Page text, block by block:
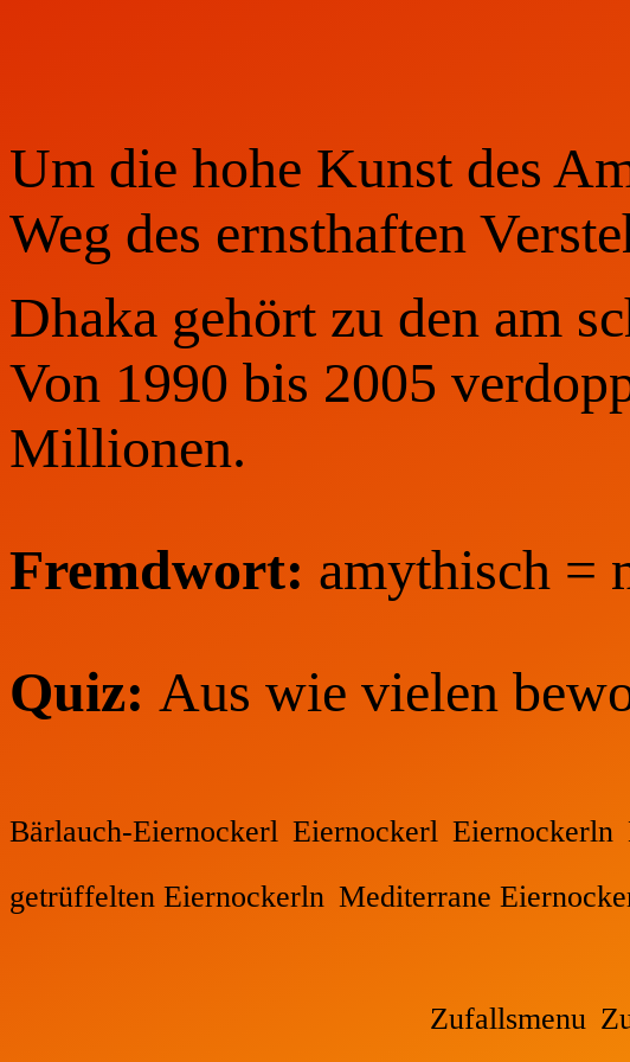
Um die hohe Kunst des
Weg des ernsthaften
Dhaka gehört zu den am
Von 1990 bis 2005
Millionen.
Fremdwort: amythisch =
Quiz: Aus wie vielen
Bärlauch-Eiernockerl Eiernockerl Eiernockerln
getrüffelten Eiernockerln Mediterrane
Zufallsmenu